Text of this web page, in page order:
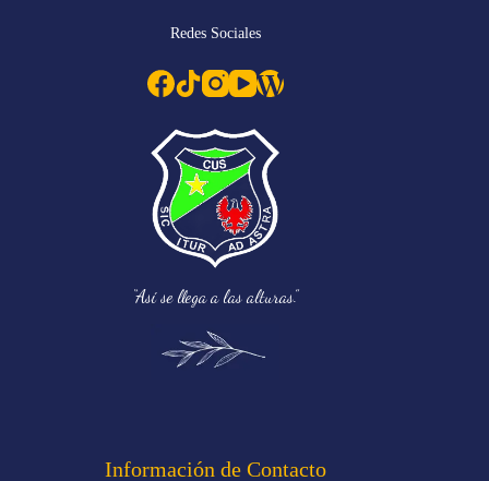
Redes Sociales
“Así se llega a las alturas.”
Información de Contacto